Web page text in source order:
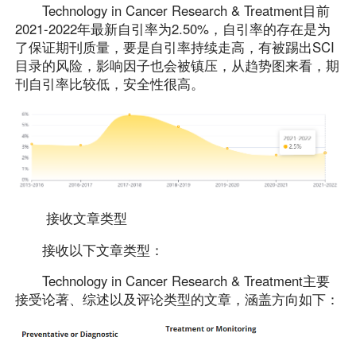
Technology in Cancer Research & Treatment目前
2021-2022年最新自引率为2.50%，自引率的存在是为
了保证期刊质量，要是自引率持续走高，有被踢出SCI
目录的风险，影响因子也会被镇压，从趋势图来看，期
刊自引率比较低，安全性很高。
接收文章类型
接收以下文章类型：
Technology in Cancer Research & Treatment主要
接受论著、综述以及评论类型的文章，涵盖方向如下：